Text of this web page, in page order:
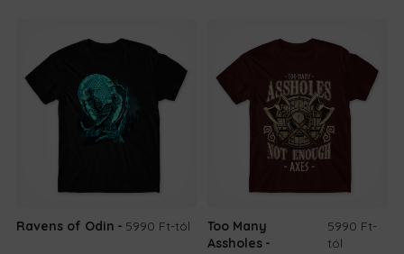
Ravens of Odin 5990 Ft-tól
Too Many
Assholes
5990 Ft-
tól